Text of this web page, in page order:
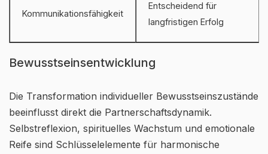
Kommunikationsfähigkeit
Entscheidend für
langfristigen Erfolg
Bewusstseinsentwicklung
Die Transformation individueller Bewusstseinszustände
beeinflusst direkt die Partnerschaftsdynamik.
Selbstreflexion, spirituelles Wachstum und emotionale
Reife sind Schlüsselelemente für harmonische